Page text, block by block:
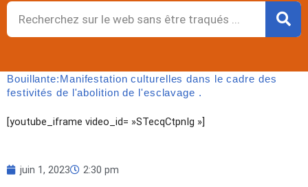
Rechercher
Bouillante:Manifestation culturelles dans le cadre des
festivités de l'abolition de l'esclavage .
[youtube_iframe video_id= »STecqCtpnIg »]
juin 1, 2023 2:30 pm